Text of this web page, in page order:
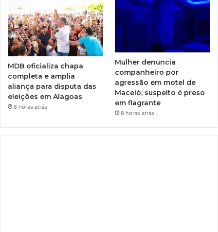
MDB oficializa chapa
completa e amplia
aliança para disputa das
eleições em Alagoas
8 horas atrás
Mulher denuncia
companheiro por
agressão em motel de
Maceió; suspeito é preso
em flagrante
8 horas atrás